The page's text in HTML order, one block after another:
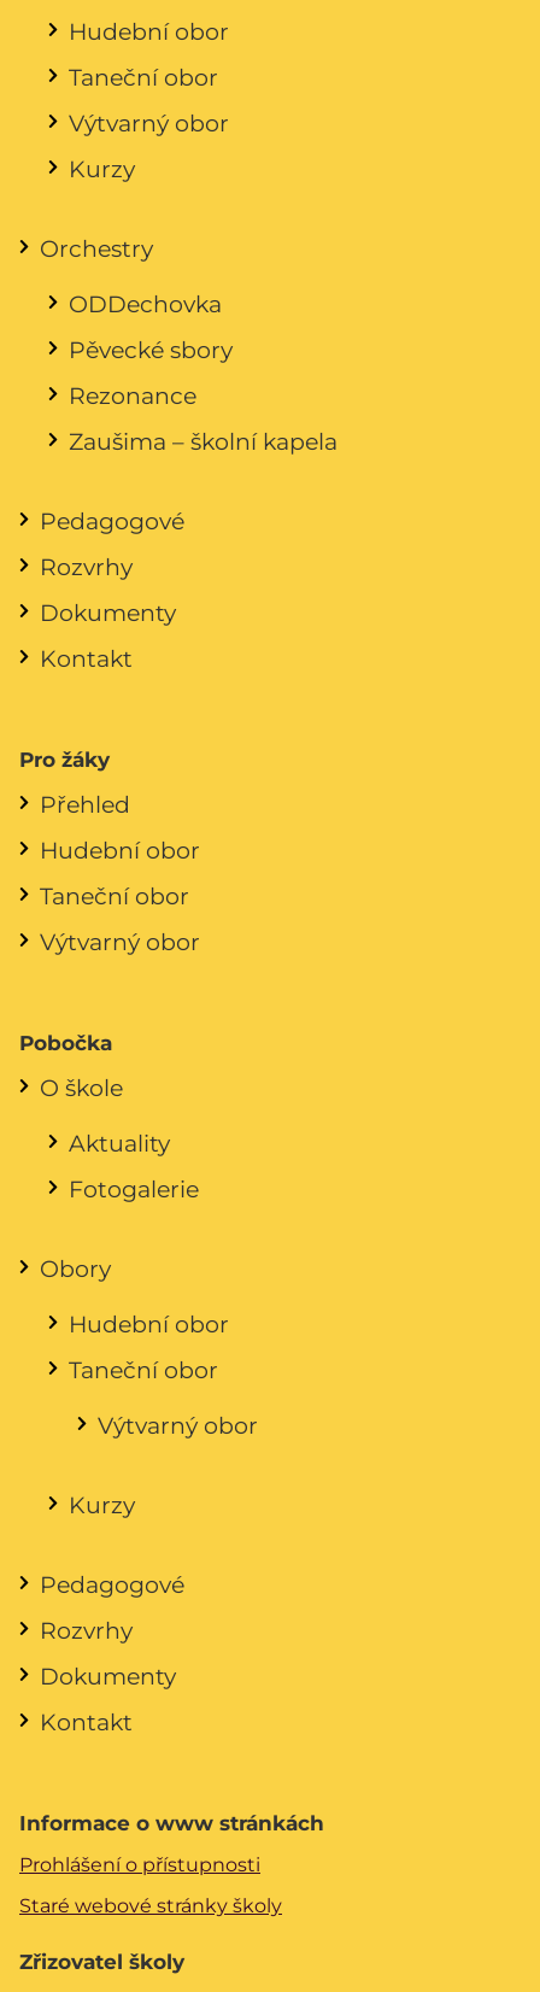
Hudební obor
Taneční obor
Výtvarný obor
Kurzy
Orchestry
ODDechovka
Pěvecké sbory
Rezonance
Zaušima – školní kapela
Pedagogové
Rozvrhy
Dokumenty
Kontakt
Pro žáky
Přehled
Hudební obor
Taneční obor
Výtvarný obor
Pobočka
O škole
Aktuality
Fotogalerie
Obory
Hudební obor
Taneční obor
Výtvarný obor
Kurzy
Pedagogové
Rozvrhy
Dokumenty
Kontakt
Informace o www stránkách
Prohlášení o přístupnosti
Staré webové stránky školy
Zřizovatel školy